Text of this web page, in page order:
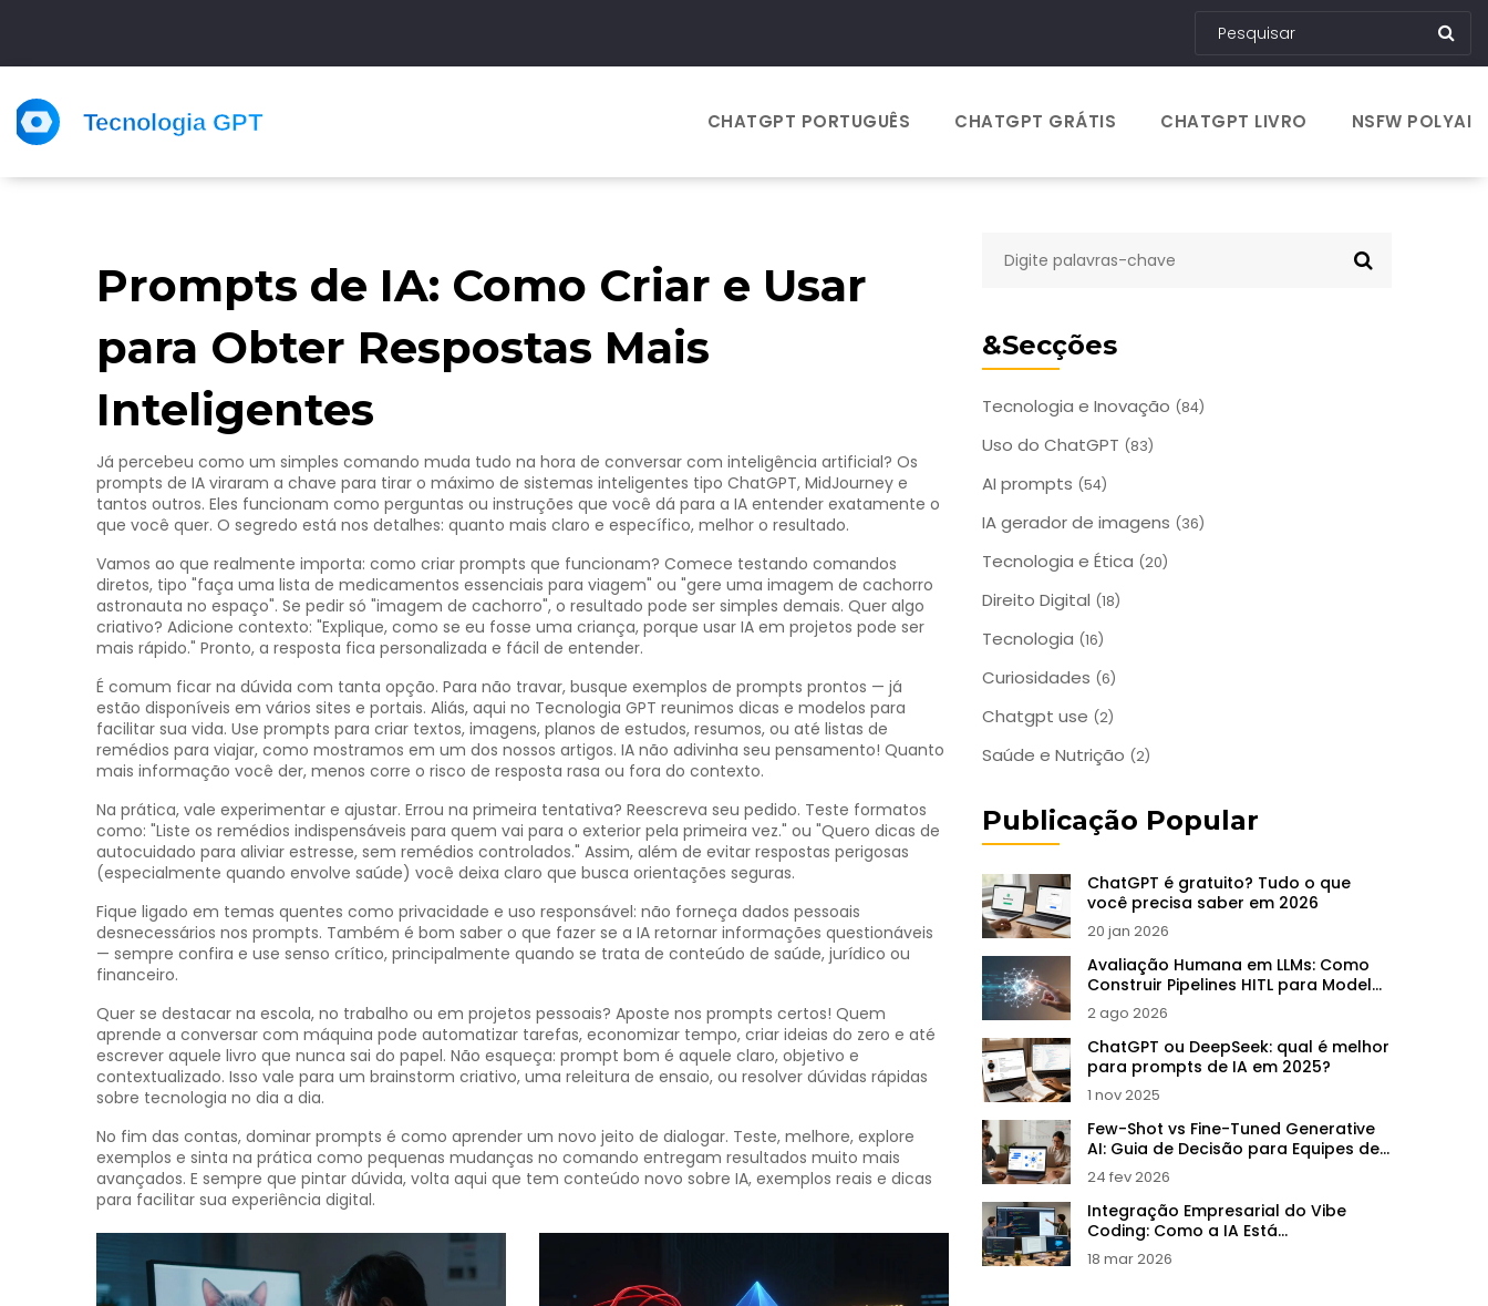
CHATGPT PORTUGUÊS CHATGPT GRÁTIS CHATGPT LIVRO NSFW POLYAI
&Secções
Tecnologia e Inovação (84)
Uso do ChatGPT (83)
AI prompts (54)
IA gerador de imagens (36)
Tecnologia e Ética (20)
Direito Digital (18)
Tecnologia (16)
Curiosidades (6)
Chatgpt use (2)
Saúde e Nutrição (2)
Publicação Popular
ChatGPT é gratuito? Tudo o que
você precisa saber em 2026
20 jan 2026
Avaliação Humana em LLMs: Como
Construir Pipelines HITL para Modelos
de Linguagem
2 ago 2026
ChatGPT ou DeepSeek: qual é melhor
para prompts de IA em 2025?
1 nov 2025
Few-Shot vs Fine-Tuned Generative
AI: Guia de Decisão para Equipes de
Produto
24 fev 2026
Integração Empresarial do Vibe
Coding: Como a IA Está
Transformando as Ferramentas de
Desenvolvimento
18 mar 2026
Prompts de IA: Como Criar e Usar
para Obter Respostas Mais
Inteligentes
Já percebeu como um simples comando muda tudo na hora de conversar com inteligência artificial? Os
prompts de IA viraram a chave para tirar o máximo de sistemas inteligentes tipo ChatGPT, MidJourney e
tantos outros. Eles funcionam como perguntas ou instruções que você dá para a IA entender exatamente o
que você quer. O segredo está nos detalhes: quanto mais claro e específico, melhor o resultado.
Vamos ao que realmente importa: como criar prompts que funcionam? Comece testando comandos
diretos, tipo "faça uma lista de medicamentos essenciais para viagem" ou "gere uma imagem de cachorro
astronauta no espaço". Se pedir só "imagem de cachorro", o resultado pode ser simples demais. Quer algo
criativo? Adicione contexto: "Explique, como se eu fosse uma criança, porque usar IA em projetos pode ser
mais rápido." Pronto, a resposta fica personalizada e fácil de entender.
É comum ficar na dúvida com tanta opção. Para não travar, busque exemplos de prompts prontos — já
estão disponíveis em vários sites e portais. Aliás, aqui no Tecnologia GPT reunimos dicas e modelos para
facilitar sua vida. Use prompts para criar textos, imagens, planos de estudos, resumos, ou até listas de
remédios para viajar, como mostramos em um dos nossos artigos. IA não adivinha seu pensamento! Quanto
mais informação você der, menos corre o risco de resposta rasa ou fora do contexto.
Na prática, vale experimentar e ajustar. Errou na primeira tentativa? Reescreva seu pedido. Teste formatos
como: "Liste os remédios indispensáveis para quem vai para o exterior pela primeira vez." ou "Quero dicas de
autocuidado para aliviar estresse, sem remédios controlados." Assim, além de evitar respostas perigosas
(especialmente quando envolve saúde) você deixa claro que busca orientações seguras.
Fique ligado em temas quentes como privacidade e uso responsável: não forneça dados pessoais
desnecessários nos prompts. Também é bom saber o que fazer se a IA retornar informações questionáveis
— sempre confira e use senso crítico, principalmente quando se trata de conteúdo de saúde, jurídico ou
financeiro.
Quer se destacar na escola, no trabalho ou em projetos pessoais? Aposte nos prompts certos! Quem
aprende a conversar com máquina pode automatizar tarefas, economizar tempo, criar ideias do zero e até
escrever aquele livro que nunca sai do papel. Não esqueça: prompt bom é aquele claro, objetivo e
contextualizado. Isso vale para um brainstorm criativo, uma releitura de ensaio, ou resolver dúvidas rápidas
sobre tecnologia no dia a dia.
No fim das contas, dominar prompts é como aprender um novo jeito de dialogar. Teste, melhore, explore
exemplos e sinta na prática como pequenas mudanças no comando entregam resultados muito mais
avançados. E sempre que pintar dúvida, volta aqui que tem conteúdo novo sobre IA, exemplos reais e dicas
para facilitar sua experiência digital.